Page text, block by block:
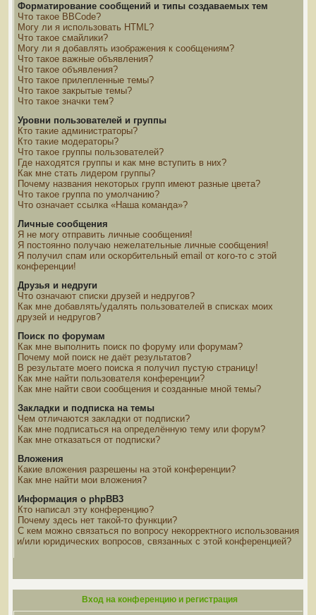
Форматирование сообщений и типы создаваемых тем
Что такое BBCode?
Могу ли я использовать HTML?
Что такое смайлики?
Могу ли я добавлять изображения к сообщениям?
Что такое важные объявления?
Что такое объявления?
Что такое прилепленные темы?
Что такое закрытые темы?
Что такое значки тем?
Уровни пользователей и группы
Кто такие администраторы?
Кто такие модераторы?
Что такое группы пользователей?
Где находятся группы и как мне вступить в них?
Как мне стать лидером группы?
Почему названия некоторых групп имеют разные цвета?
Что такое группа по умолчанию?
Что означает ссылка «Наша команда»?
Личные сообщения
Я не могу отправить личные сообщения!
Я постоянно получаю нежелательные личные сообщения!
Я получил спам или оскорбительный email от кого-то с этой
конференции!
Друзья и недруги
Что означают списки друзей и недругов?
Как мне добавлять/удалять пользователей в списках моих
друзей и недругов?
Поиск по форумам
Как мне выполнить поиск по форуму или форумам?
Почему мой поиск не даёт результатов?
В результате моего поиска я получил пустую страницу!
Как мне найти пользователя конференции?
Как мне найти свои сообщения и созданные мной темы?
Закладки и подписка на темы
Чем отличаются закладки от подписки?
Как мне подписаться на определённую тему или форум?
Как мне отказаться от подписки?
Вложения
Какие вложения разрешены на этой конференции?
Как мне найти мои вложения?
Информация о phpBB3
Кто написал эту конференцию?
Почему здесь нет такой-то функции?
С кем можно связаться по вопросу некорректного использования
и/или юридических вопросов, связанных с этой конференцией?
Вход на конференцию и регистрация